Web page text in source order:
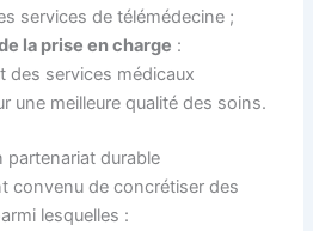
services de télémédecine ;
la prise en charge :
des services médicaux
une meilleure qualité des soins.
durable
convenu de concrétiser des
lesquelles :